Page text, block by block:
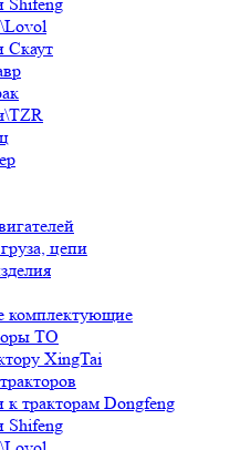
Скаут
цепи
комплектующие
ТО
XingTai
к тракторам Dongfeng
Shifeng